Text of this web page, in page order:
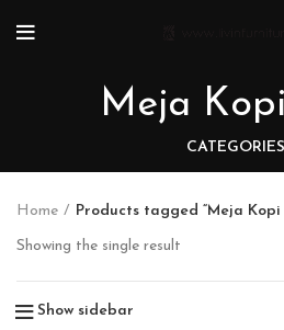
Meja
CATEGORIES
Home Products tagged “Meja Kopi
Showing the single result
Show sidebar